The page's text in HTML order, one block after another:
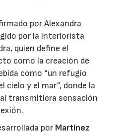
por Alexandra
por la interiorista
quien define el
como la creación de
como “un refugio
cielo y el mar”, donde la
transmitiera sensación
por Martínez